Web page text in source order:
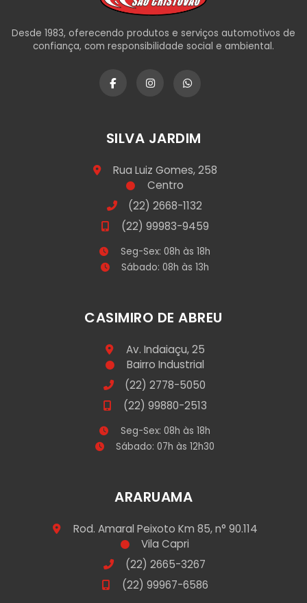
Desde 1983, oferecendo produtos e serviços automotivos de
confiança, com responsibilidade social e ambiental.
SILVA JARDIM
Rua Luiz Gomes, 258
Centro
(22) 2668-1132
(22) 99983-9459
Seg-Sex: 08h às 18h
Sábado: 08h às 13h
CASIMIRO DE ABREU
Av. Indaiaçu, 25
Bairro Industrial
(22) 2778-5050
(22) 99880-2513
Seg-Sex: 08h às 18h
Sábado: 07h às 12h30
ARARUAMA
Rod. Amaral Peixoto Km 85, n° 90.114
Vila Capri
(22) 2665-3267
(22) 99967-6586